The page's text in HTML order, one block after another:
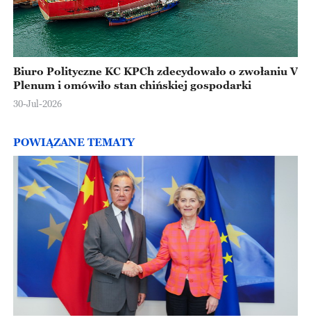
Biuro Polityczne KC KPCh zdecydowało o zwołaniu V
Plenum i omówiło stan chińskiej gospodarki
30-Jul-2026
POWIĄZANE TEMATY